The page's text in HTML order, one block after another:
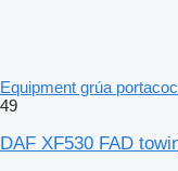
Equipment grúa
49
DAF XF530 FAD